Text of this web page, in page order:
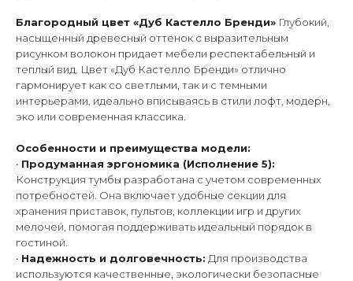
Благородный цвет «Дуб Кастелло Бренди» Глубокий,
насыщенный древесный оттенок с выразительным
рисунком волокон придает мебели респектабельный и
теплый вид. Цвет «Дуб Кастелло Бренди» отлично
гармонирует как со светлыми, так и с темными
интерьерами, идеально вписываясь в стили лофт, модерн,
эко или современная классика.
Особенности и преимущества модели:
• Продуманная эргономика (Исполнение 5):
Конструкция тумбы разработана с учетом современных
потребностей. Она включает удобные секции для
хранения приставок, пультов, коллекции игр и других
мелочей, помогая поддерживать идеальный порядок в
гостиной.
• Надежность и долговечность: Для производства
используются качественные, экологически безопасные